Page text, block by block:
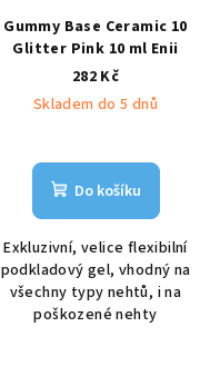
Gummy Base Ceramic 10
Glitter Pink 10 ml Enii
282 Kč
Skladem do 5 dnů
Do košíku
Exkluzivní, velice flexibilní
podkladový gel, vhodný na
všechny typy nehtů, i na
poškozené nehty